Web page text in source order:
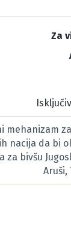
Za
nacija da bi
bivšu
Aruši,